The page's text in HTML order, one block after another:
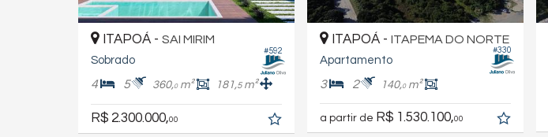
#592
ITAPOÁ - SAI MIRIM
Sobrado
4 5 360,0m² 181,5m²
R$ 2.300.000,00
#330
ITAPOÁ - ITAPEMA DO NORTE
Apartamento
3 2 140,0m²
a partir de R$ 1.530.100,00